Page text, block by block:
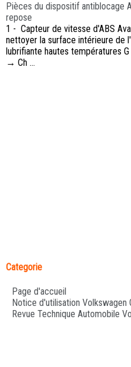
Pièces du dispositif antiblocage
repose
1 - Capteur de vitesse d'ABS
nettoyer la surface intérieure de
lubrifiante hautes températures
→ Ch ...
Categorie
Page d'accueil
Notice d'utilisation Volkswagen
Revue Technique Automobile